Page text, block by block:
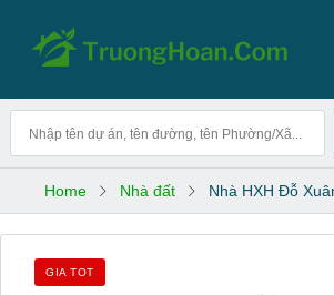
Home Nhà đất Nhà HXH Đỗ
GIA TOT